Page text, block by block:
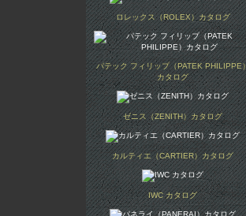
ロレックス（ROLEX）カタログ
パテック フィリップ（PATEK PHILIPPE）
カタログ
ゼニス（ZENITH）カタログ
カルティエ（CARTIER）カタログ
IWC カタログ